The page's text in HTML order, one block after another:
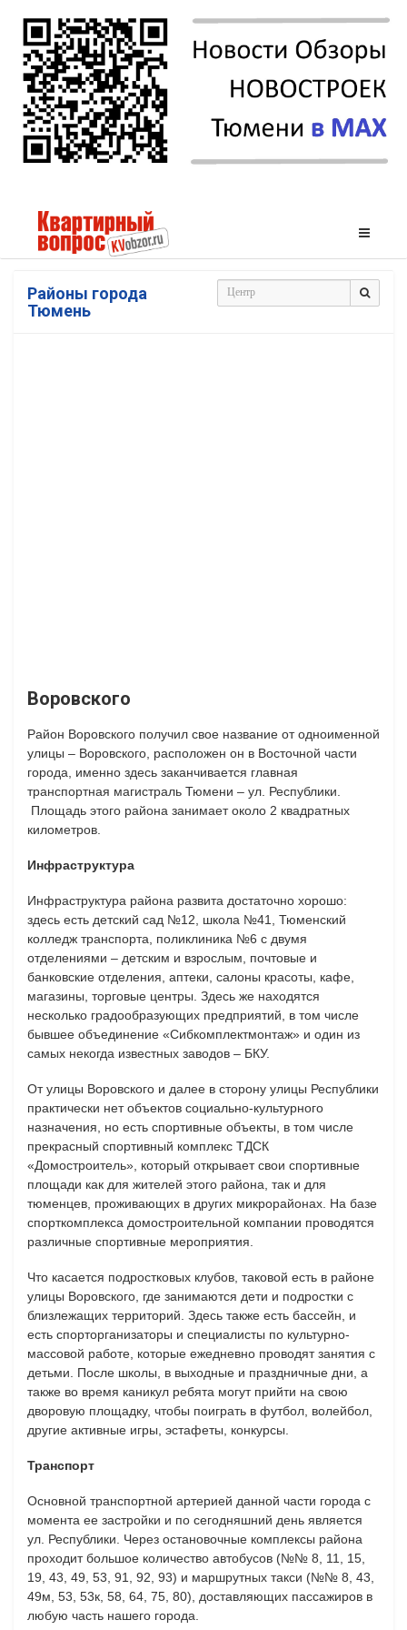
Районы города
Тюмень
Воровского
Район Воровского получил свое название от одноименной
улицы – Воровского, расположен он в Восточной части
города, именно здесь заканчивается главная
транспортная магистраль Тюмени – ул. Республики.
Площадь этого района занимает около 2 квадратных
километров.
Инфраструктура
Инфраструктура района развита достаточно хорошо:
здесь есть детский сад №12, школа №41, Тюменский
колледж транспорта, поликлиника №6 с двумя
отделениями – детским и взрослым, почтовые и
банковские отделения, аптеки, салоны красоты, кафе,
магазины, торговые центры. Здесь же находятся
несколько градообразующих предприятий, в том числе
бывшее объединение «Сибкомплектмонтаж» и один из
самых некогда известных заводов – БКУ.
От улицы Воровского и далее в сторону улицы Республики
практически нет объектов социально-культурного
назначения, но есть спортивные объекты, в том числе
прекрасный спортивный комплекс ТДСК
«Домостроитель», который открывает свои спортивные
площади как для жителей этого района, так и для
тюменцев, проживающих в других микрорайонах. На базе
спорткомплекса домостроительной компании проводятся
различные спортивные мероприятия.
Что касается подростковых клубов, таковой есть в районе
улицы Воровского, где занимаются дети и подростки с
близлежащих территорий. Здесь также есть бассейн, и
есть спорторганизаторы и специалисты по культурно-
массовой работе, которые ежедневно проводят занятия с
детьми. После школы, в выходные и праздничные дни, а
также во время каникул ребята могут прийти на свою
дворовую площадку, чтобы поиграть в футбол, волейбол,
другие активные игры, эстафеты, конкурсы.
Транспорт
Основной транспортной артерией данной части города с
момента ее застройки и по сегодняшний день является
ул. Республики. Через остановочные комплексы района
проходит большое количество автобусов (№№ 8, 11, 15,
19, 43, 49, 53, 91, 92, 93) и маршрутных такси (№№ 8, 43,
49м, 53, 53к, 58, 64, 75, 80), доставляющих пассажиров в
любую часть нашего города.